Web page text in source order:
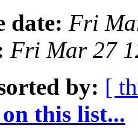
date: Fri
Fri Mar 27
by: [
this list...